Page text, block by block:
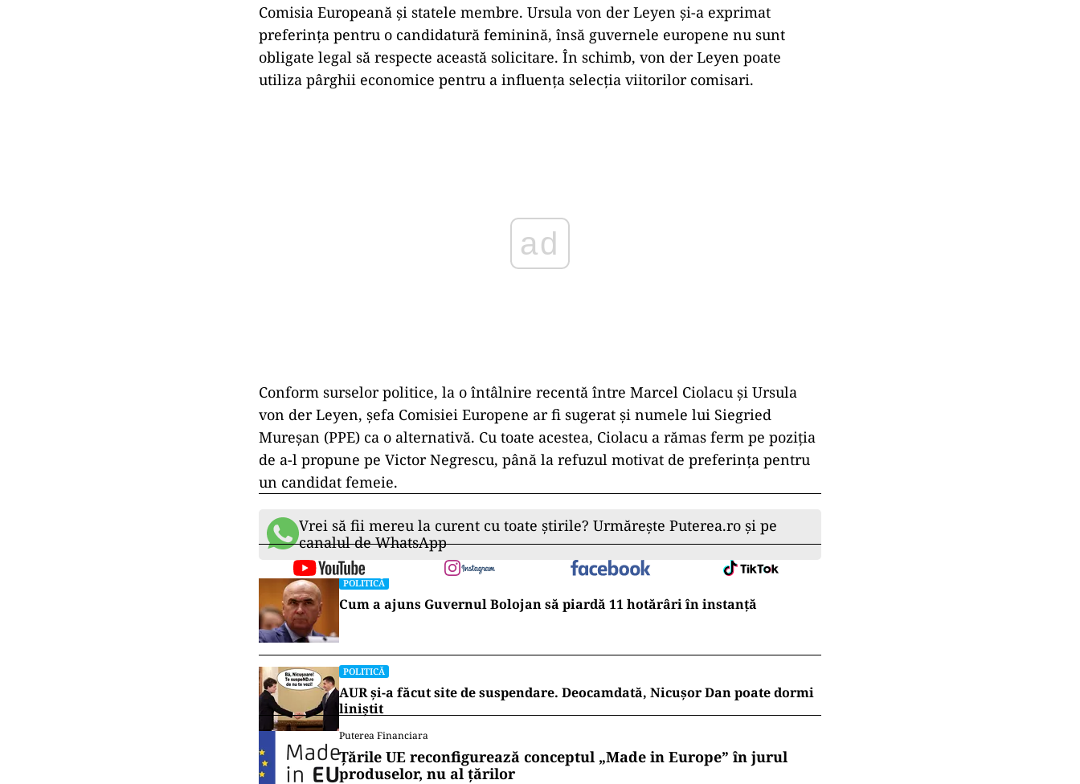
Comisia Europeană și statele membre. Ursula von der Leyen și-a exprimat
preferința pentru o candidatură feminină, însă guvernele europene nu sunt
obligate legal să respecte această solicitare. În schimb, von der Leyen poate
utiliza pârghii economice pentru a influența selecția viitorilor comisari.
Conform surselor politice, la o întâlnire recentă între Marcel Ciolacu și Ursula
von der Leyen, șefa Comisiei Europene ar fi sugerat și numele lui Siegried
Mureșan (PPE) ca o alternativă. Cu toate acestea, Ciolacu a rămas ferm pe poziția
de a-l propune pe Victor Negrescu, până la refuzul motivat de preferința pentru
un candidat femeie.
Vrei să fii mereu la curent cu toate știrile? Urmărește Puterea.ro și pe
canalul de WhatsApp
POLITICĂ
Cum a ajuns Guvernul Bolojan să piardă 11 hotărâri în instanță
POLITICĂ
AUR și-a făcut site de suspendare. Deocamdată, Nicușor Dan poate dormi
liniștit
Puterea Financiara
Țările UE reconfigurează conceptul „Made in Europe” în jurul
produselor, nu al țărilor